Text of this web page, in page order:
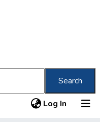
Search
Log In (current)